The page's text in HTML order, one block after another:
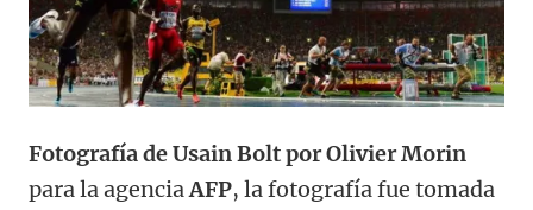
Fotografía de Usain Bolt por Olivier Morin
para la agenciaAFP, la fotografía fue tomada